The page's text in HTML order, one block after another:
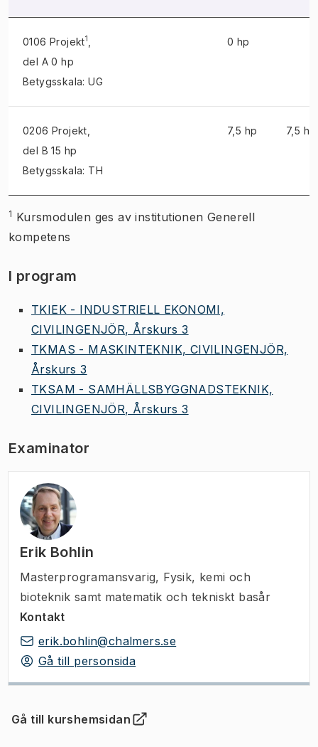
0106 Projekt1
del A 0 hp
Betygsskala: UG
0 hp
0206 Projekt
del B 15 hp
Betygsskala: TH
7,5 hp 7,5 hp
1 Kursmodulen ges av institutionen Generell
kompetens
I program
TKIEK - INDUSTRIELL EKONOMI,
CIVILINGENJÖR, Årskurs 3
TKMAS - MASKINTEKNIK, CIVILINGENJÖR,
Årskurs 3
TKSAM - SAMHÄLLSBYGGNADSTEKNIK,
CIVILINGENJÖR, Årskurs 3
Examinator
Erik Bohlin
Masterprogramansvarig, Fysik, kemi och
bioteknik samt matematik och tekniskt basår
Kontakt
erik.bohlin@chalmers.se
Gå till personsida
Gå till kurshemsidan
(Öppnas i ny flik)